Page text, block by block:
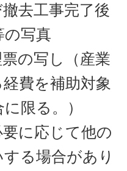
去工事完了後
の写真
の写し（産業
費を補助対象
限る。）
に応じて他の
る場合があり